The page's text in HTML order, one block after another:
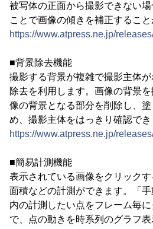
被写体の正面から撮影できない
ことで画像の傾きを補正すること
https://www.atpress.ne.jp/
■背景除去機能
撮影する背景が複雑で撮影主体
除去を利用します。画像の背景
像の背景となる部分を削除し、
め、撮影主体をはっきり確認でき
https://www.atpress.ne.jp/
■簡易計測機能
表示されている画像をクリックす
面積などの計測ができます。「
内の計測したい点をフレーム毎
で、点の動きを時系列のグラフ